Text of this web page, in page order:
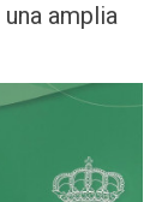
amplia